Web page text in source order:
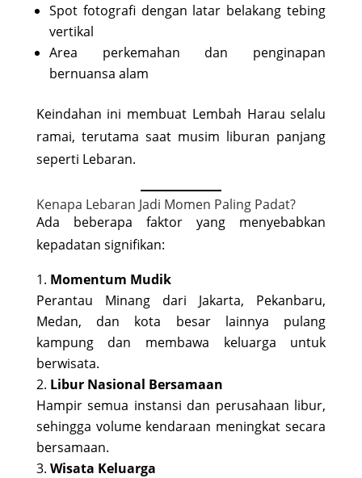
Spot fotografi dengan latar belakang tebing
vertikal
Area perkemahan dan penginapan
bernuansa alam
Keindahan ini membuat Lembah Harau selalu
ramai, terutama saat musim liburan panjang
seperti Lebaran.
Kenapa Lebaran Jadi Momen Paling Padat?
Ada beberapa faktor yang menyebabkan
kepadatan signifikan:
Momentum Mudik
Perantau Minang dari Jakarta, Pekanbaru,
Medan, dan kota besar lainnya pulang
kampung dan membawa keluarga untuk
berwisata.
Libur Nasional Bersamaan
Hampir semua instansi dan perusahaan libur,
sehingga volume kendaraan meningkat secara
bersamaan.
Wisata Keluarga